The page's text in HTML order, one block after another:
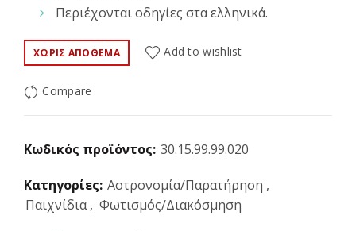
Περιέχονται οδηγίες στα ελληνικά.
ΧΩΡΊΣ ΑΠΌΘΕΜΑ Add to wishlist
Compare
Κωδικός προϊόντος: 30.15.99.99.020
Κατηγορίες: Αστρονομία/Παρατήρηση ,
Παιχνίδια , Φωτισμός/Διακόσμηση